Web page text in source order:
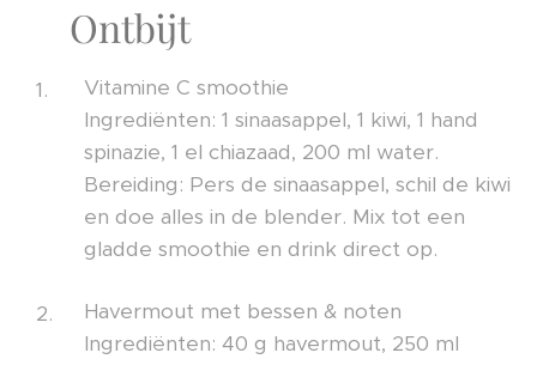
🥣 Ontbijt
Vitamine C smoothie
Ingrediënten: 1 sinaasappel, 1 kiwi, 1 hand
spinazie, 1 el chiazaad, 200 ml water.
Bereiding: Pers de sinaasappel, schil de kiwi
en doe alles in de blender. Mix tot een
gladde smoothie en drink direct op.
Havermout met bessen & noten
Ingrediënten: 40 g havermout, 250 ml